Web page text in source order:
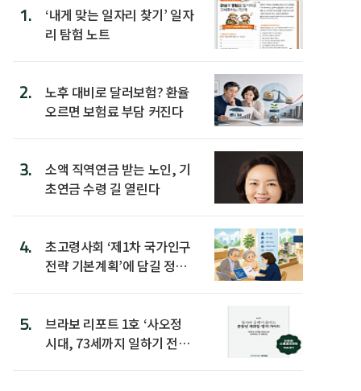
1.
‘내게 맞는 일자리 찾기’ 일자
리 탐험 노트
2.
노후 대비로 달러보험? 환율
오르면 보험료 부담 커진다
3.
소액 직역연금 받는 노인, 기
초연금 수령 길 열린다
4.
초고령사회 ‘제1차 국가인구
전략 기본계획’에 담길 정책
5.
브라보 리포트 1호 ‘사오정
시대, 73세까지 일하기 전략’